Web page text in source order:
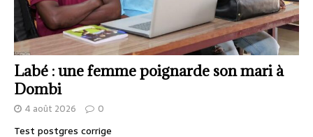
Labé : une femme poignarde son mari à
Dombi
4 août 2026 0
Test postgres corrige